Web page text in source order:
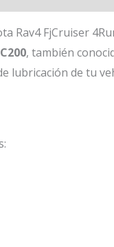
Rav4 FjCruiser
, también
lubricación de tu